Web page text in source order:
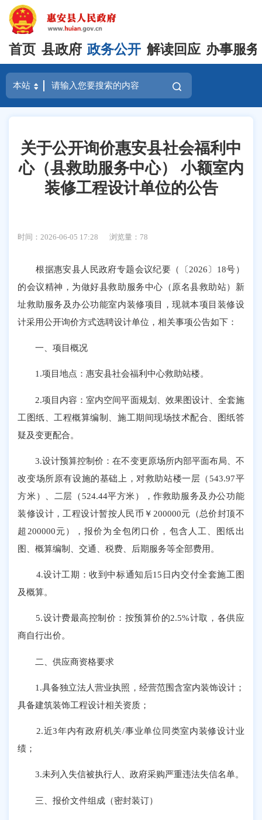
首页 县政府 政务公开 解读回应 办事服务
关于公开询价惠安县社会福利中
心（县救助服务中心） 小额室内
装修工程设计单位的公告
时间：2026-06-05 17:28 浏览量： 78
根据惠安县人民政府专题会议纪要（〔2026〕18号）
的会议精神，为做好县救助服务中心（原名县救助站）新
址救助服务及办公功能室内装修项目，现就本项目装修设
计采用公开询价方式选聘设计单位，相关事项公告如下：
一、项目概况
1.项目地点：惠安县社会福利中心救助站楼。
2.项目内容：室内空间平面规划、效果图设计、全套施
工图纸、工程概算编制、施工期间现场技术配合、图纸答
疑及变更配合。
3.设计预算控制价：在不变更原场所内部平面布局、不
改变场所原有设施的基础上，对救助站楼一层（543.97平
方米）、二层（524.44平方米），作救助服务及办公功能
装修设计，工程设计暂按人民币￥200000元（总价封顶不
超200000元），报价为全包闭口价，包含人工、图纸出
图、概算编制、交通、税费、后期服务等全部费用。
4.设计工期：收到中标通知后15日内交付全套施工图
及概算。
5.设计费最高控制价：按预算价的2.5%计取，各供应
商自行出价。
二、供应商资格要求
1.具备独立法人营业执照，经营范围含室内装饰设计；
具备建筑装饰工程设计相关资质；
2.近3年内有政府机关/事业单位同类室内装修设计业
绩；
3.未列入失信被执行人、政府采购严重违法失信名单。
三、报价文件组成（密封装订）